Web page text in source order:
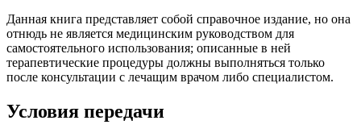
Данная книга представляет собой справочное издание, но она
отнюдь не является медицинским руководством для
самостоятельного использования; описанные в ней
терапевтические процедуры должны выполняться только
после консультации с лечащим врачом либо специалистом.
Условия передачи